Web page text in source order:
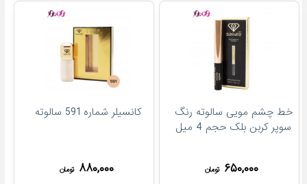
خط چشم مویی سالوته رنگ
سوپر کربن بلک حجم 4 میل
۶۵۰,۰۰۰ تومان
کانسیلر شماره 591 سالوته
۸۸۰,۰۰۰ تومان